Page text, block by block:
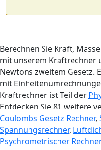
Berechnen Sie Kraft,
mit unserem Kraftrechner
Newtons zweitem Gesetz.
mit
Kraftrechner ist Teil der
Entdecken Sie 81 weitere
Coulombs Gesetz Rechner,
Spannungsrechner,
Psychrometrischer Rechner